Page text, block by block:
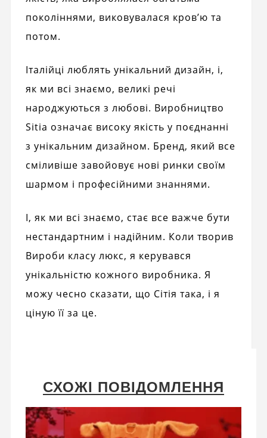
поколіннями, виковувалася кров’ю та
потом.
Італійці люблять унікальний дизайн, і,
як ми всі знаємо, великі речі
народжуються з любові. Виробництво
Sitia означає високу якість у поєднанні
з унікальним дизайном. Бренд, який все
сміливіше завойовує нові ринки своїм
шармом і професійними знаннями.
І, як ми всі знаємо, стає все важче бути
нестандартним і надійним. Коли творив
Вироби класу люкс, я керувався
унікальністю кожного виробника. Я
можу чесно сказати, що Сітія така, і я
ціную її за це.
СХОЖІ ПОВІДОМЛЕННЯ